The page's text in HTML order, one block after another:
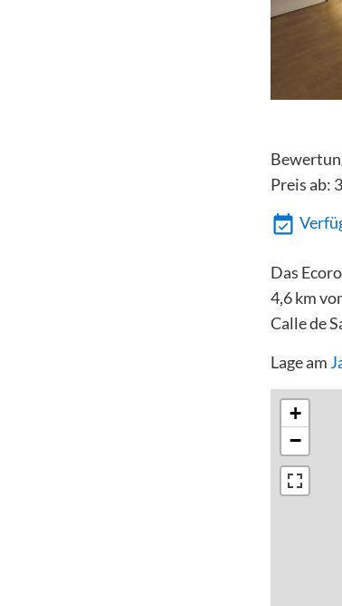
Preis ab:
Das
4,6 km
Calle de
Lage am
+
−